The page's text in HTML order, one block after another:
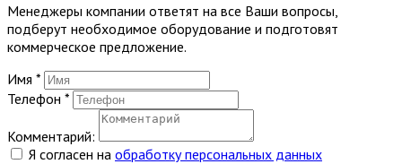
Менеджеры компании ответят на все Ваши вопросы,
подберут необходимое оборудование и подготовят
коммерческое предложение.
Имя *
Телефон *
Комментарий:
Я согласен на обработку персональных данных